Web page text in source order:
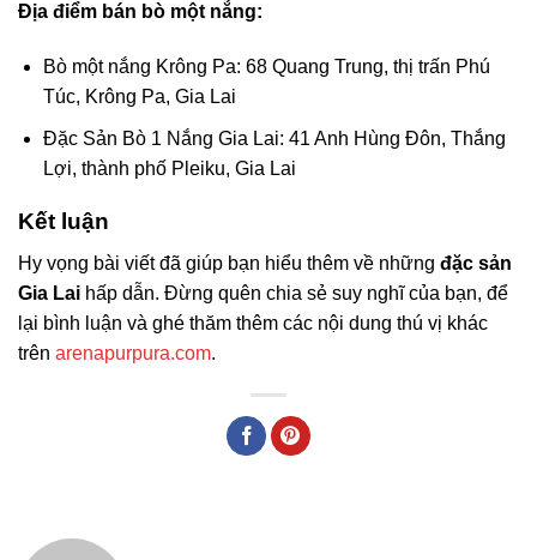
Địa điểm bán bò một nắng:
Bò một nắng Krông Pa: 68 Quang Trung, thị trấn Phú
Túc, Krông Pa, Gia Lai
Đặc Sản Bò 1 Nắng Gia Lai: 41 Anh Hùng Đôn, Thắng
Lợi, thành phố Pleiku, Gia Lai
Kết luận
Hy vọng bài viết đã giúp bạn hiểu thêm về những đặc sản
Gia Lai hấp dẫn. Đừng quên chia sẻ suy nghĩ của bạn, để
lại bình luận và ghé thăm thêm các nội dung thú vị khác
trên arenapurpura.com.